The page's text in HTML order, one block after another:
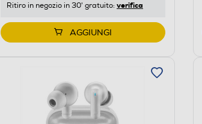
Ritiro in negozio in 30' gratuito: verifica
AGGIUNGI